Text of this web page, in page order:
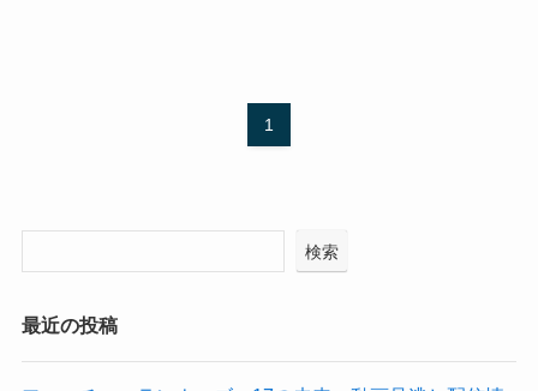
1
検索
最近の投稿